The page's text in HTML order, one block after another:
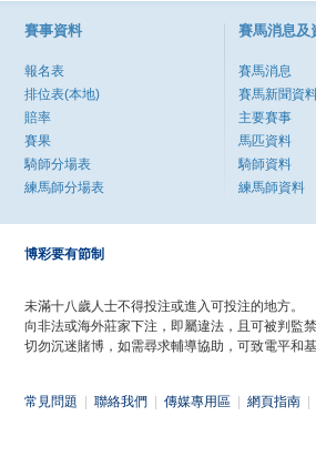
賽事資料
報名表
排位表(本地)
賠率
賽果
騎師分場表
練馬師分場表
賽馬消息及
賽馬消息
賽馬新聞資
主要賽事
馬匹資料
騎師資料
練馬師資料
博彩要有節制
未滿十八歲人士不得投注或進入可投注的地方。
向非法或海外莊家下注，即屬違法，且可被判監禁
切勿沉迷賭博，如需尋求輔導協助，可致電平和
常見問題 聯絡我們 傳媒專用區 網頁指南